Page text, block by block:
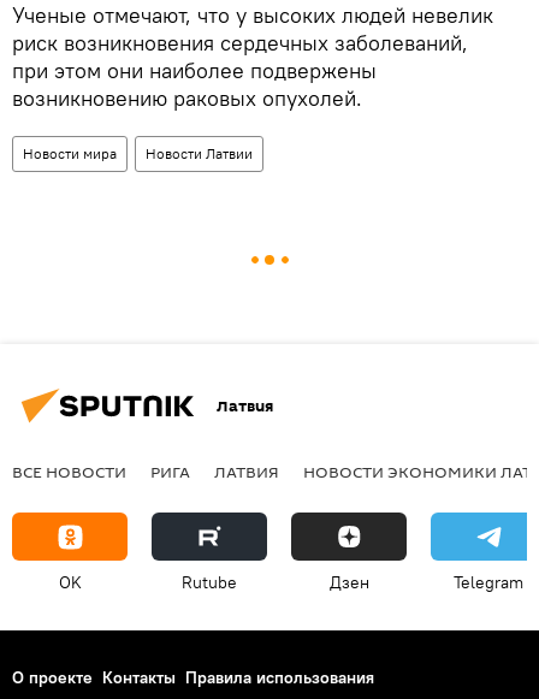
Ученые отмечают, что у высоких людей невелик
риск возникновения сердечных заболеваний,
при этом они наиболее подвержены
возникновению раковых опухолей.
Новости мира Новости Латвии
Латвия
ВСЕ НОВОСТИ РИГА ЛАТВИЯ НОВОСТИ ЭКОНОМИКИ
OK Rutube Дзен Telegram
О проекте Контакты Правила использования